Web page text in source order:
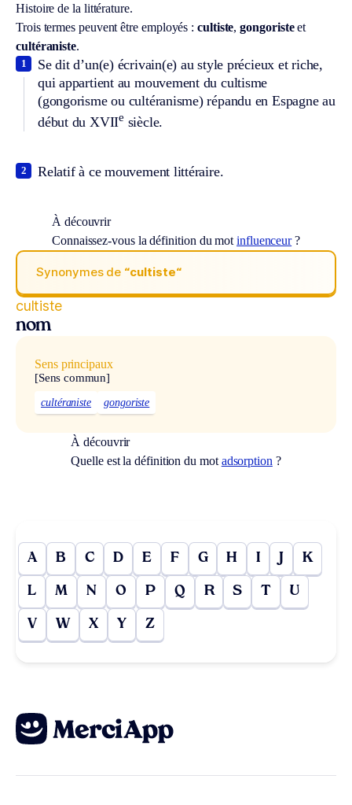
Histoire de la littérature.
Trois termes peuvent être employés :cultiste,gongoristeet
cultéraniste.
Se dit d’un(e) écrivain(e) au style précieux et riche,
qui appartient au mouvement du cultisme
(gongorisme ou cultéranisme) répandu en Espagne au
début du XVIIe siècle.
1
Relatif à ce mouvement littéraire.
2
À découvrir
Connaissez-vous la définition du motinfluenceur?
Synonymes de “cultiste“
cultiste
nom
Sens principaux
[Sens commun]
cultéraniste gongoriste
À découvrir
Quelle est la définition du mot adsorption ?
A B C D E F G H I J K
L M N O P Q R S T U
V W X Y Z